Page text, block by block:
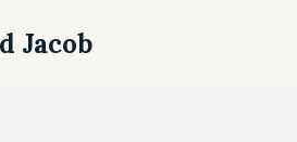
Jacob